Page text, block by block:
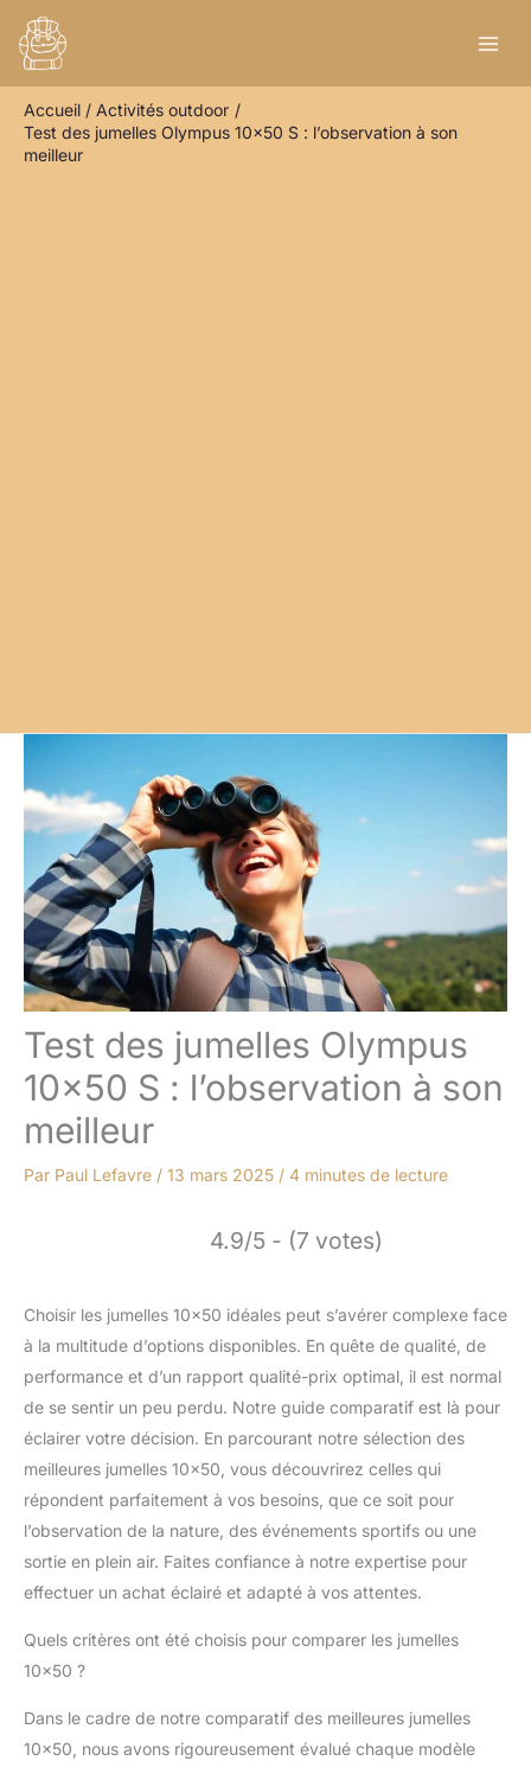
contenu
Accueil
Activités outdoor
Test des jumelles Olympus 10×50 S : l’observation à son
meilleur
Test des jumelles Olympus
10×50 S : l’observation à son
meilleur
Par Paul Lefavre / 13 mars 2025 / 4 minutes de lecture
4.9/5 - (7 votes)
Choisir les jumelles 10×50 idéales peut s’avérer complexe face
à la multitude d’options disponibles. En quête de qualité, de
performance et d’un rapport qualité-prix optimal, il est normal
de se sentir un peu perdu. Notre guide comparatif est là pour
éclairer votre décision. En parcourant notre sélection des
meilleures jumelles 10×50, vous découvrirez celles qui
répondent parfaitement à vos besoins, que ce soit pour
l’observation de la nature, des événements sportifs ou une
sortie en plein air. Faites confiance à notre expertise pour
effectuer un achat éclairé et adapté à vos attentes.
Quels critères ont été choisis pour comparer les jumelles
10×50 ?
Dans le cadre de notre comparatif des meilleures jumelles
10×50, nous avons rigoureusement évalué chaque modèle
e
h
e